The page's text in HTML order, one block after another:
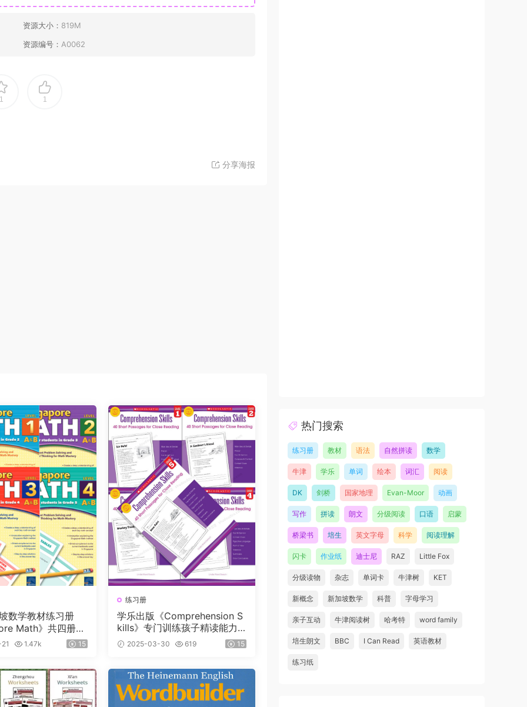
资源大小： 819M
资源编号： A0062
1
分享海报
数学教材练习册
Math》共四册
合小学2~5年级的
1.47k 15
练习册
学乐出版《Comprehension S
kills》专门训练孩子精读能力
的练习，帮助孩子快速提升英
语阅读能力！
2025-03-30 619 15
热门搜索
练习册 教材 语法 自然拼读 数学
牛津 学乐 单词 绘本 词汇 阅读
DK 剑桥 国家地理 Evan-Moor 动画
写作 拼读 朗文 分级阅读 口语 启蒙
桥梁书 培生 英文字母 科学 阅读理解
闪卡 作业纸 迪士尼 RAZ Little Fox
分级读物 杂志 单词卡 牛津树 KET
新概念 新加坡数学 科普 字母学习
亲子互动 牛津阅读树 哈考特 word family
培生朗文 BBC I Can Read 英语教材
练习纸